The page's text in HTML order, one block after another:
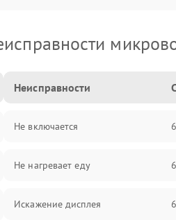
Неисправности
Не включается
Не нагревает еду
Искажение дисплея